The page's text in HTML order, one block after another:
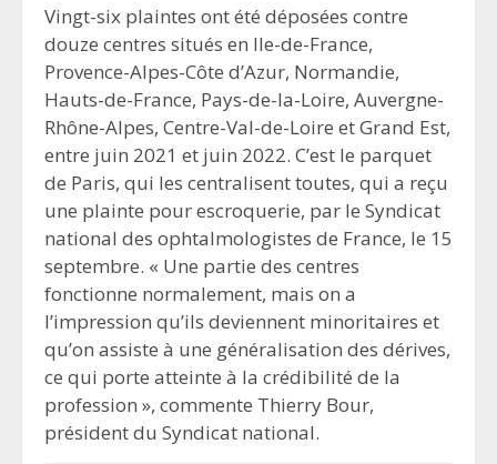
Vingt-six plaintes ont été déposées contre
douze centres situés en Ile-de-France,
Provence-Alpes-Côte d’Azur, Normandie,
Hauts-de-France, Pays-de-la-Loire, Auvergne-
Rhône-Alpes, Centre-Val-de-Loire et Grand Est,
entre juin 2021 et juin 2022. C’est le parquet
de Paris, qui les centralisent toutes, qui a reçu
une plainte pour escroquerie, par le Syndicat
national des ophtalmologistes de France, le 15
septembre. « Une partie des centres
fonctionne normalement, mais on a
l’impression qu’ils deviennent minoritaires et
qu’on assiste à une généralisation des dérives,
ce qui porte atteinte à la crédibilité de la
profession », commente Thierry Bour,
président du Syndicat national.